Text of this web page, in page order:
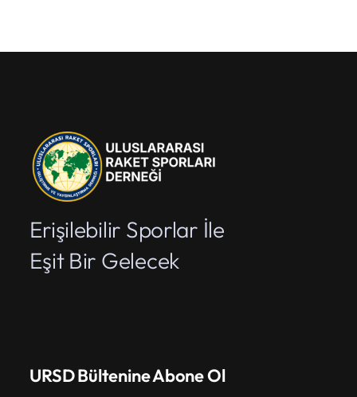
Erişilebilir Sporlar İle
Eşit Bir Gelecek
URSD Bültenine Abone Ol